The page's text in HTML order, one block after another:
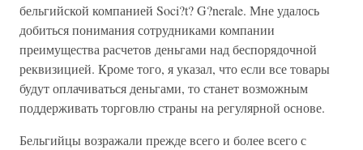
бельгийской компанией Soci?t? G?nerale. Мне удалось
добиться понимания сотрудниками компании
преимущества расчетов деньгами над беспорядочной
реквизицией. Кроме того, я указал, что если все товары
будут оплачиваться деньгами, то станет возможным
поддерживать торговлю страны на регулярной основе.
Бельгийцы возражали прежде всего и более всего с